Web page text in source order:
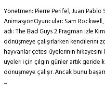
Yönetmen: Pierre Perifel, Juan Pablo
AnimasyonOyuncular: Sam
adı: The Bad Guys 2 Fragman izle
dönüşmeye çalışırlarken kendilerini
hayvanlar çetesi üyelerinin
üyeleri için çılgın günler artık geride
dönüşmeye çalışır. Ancak bunu
...